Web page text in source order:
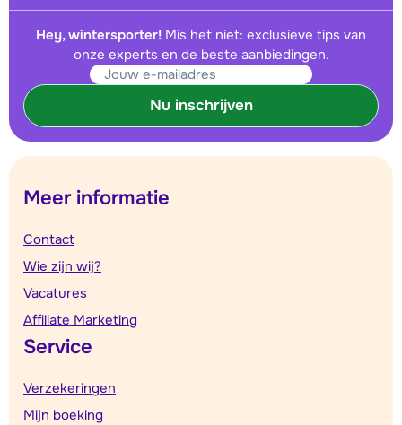
Hey, wintersporter! Mis het niet: exclusieve tips van
onze experts en de beste aanbiedingen.
Nu inschrijven
Meer informatie
Contact
Wie zijn wij?
Vacatures
Affiliate Marketing
Service
Verzekeringen
Mijn boeking